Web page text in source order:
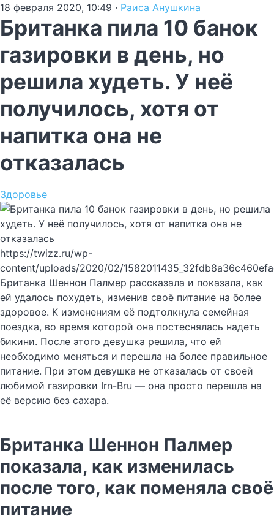
18 февраля 2020, 10:49 · Раиса Анушкина
Британка пила 10 банок
газировки в день, но
решила худеть. У неё
получилось, хотя от
напитка она не
отказалась
Здоровье
https://twizz.ru/wp-
content/uploads/2020/02/
Британка Шеннон Палмер рассказала и показала, как
ей удалось похудеть, изменив своё питание на более
здоровое. К изменениям её подтолкнула семейная
поездка, во время которой она постеснялась надеть
бикини. После этого девушка решила, что ей
необходимо меняться и перешла на более правильное
питание. При этом девушка не отказалась от своей
любимой газировки Irn-Bru — она просто перешла на
её версию без сахара.
Британка Шеннон Палмер
показала, как изменилась
после того, как поменяла своё
питание